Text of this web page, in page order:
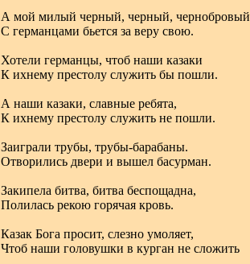
А мой милый черный, черный, чернобровый
С германцами бьется за веру свою.
Хотели германцы, чтоб наши казаки
К ихнему престолу служить бы пошли.
А наши казаки, славные ребята,
К ихнему престолу служить не пошли.
Заиграли трубы, трубы-барабаны.
Отворились двери и вышел басурман.
Закипела битва, битва беспощадна,
Полилась рекою горячая кровь.
Казак Бога просит, слезно умоляет,
Чтоб наши головушки в курган не сложить